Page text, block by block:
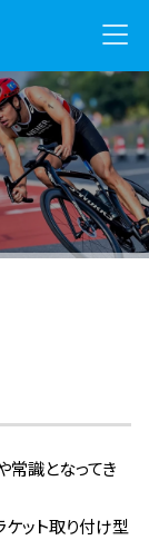
常識となってき
ット取り付け型